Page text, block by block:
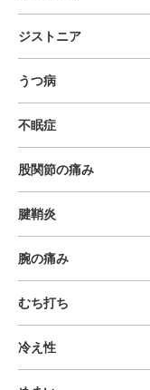
ジストニア
うつ病
不眠症
股関節の痛み
腱鞘炎
腕の痛み
むち打ち
冷え性